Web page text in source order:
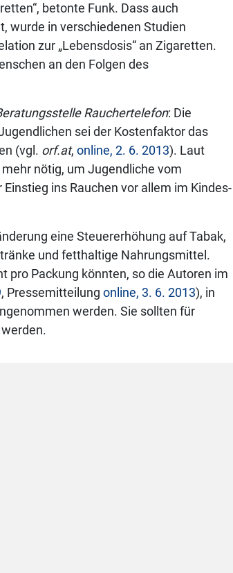
betonte Funk. Dass auch
wurde in verschiedenen Studien
zur „Lebensdosis“ an Zigaretten.
an den Folgen des
Rauchertelefon: Die
sei der Kostenfaktor das
(vgl. orf.at, online, 2. 6. 2013). Laut
nötig, um Jugendliche vom
ins Rauchen vor allem im Kindes-
eine Steuererhöhung auf Tabak,
und fetthaltige Nahrungsmittel.
pro Packung könnten, so die Autoren im
, Pressemitteilung online, 3. 6. 2013), in
werden. Sie sollten für